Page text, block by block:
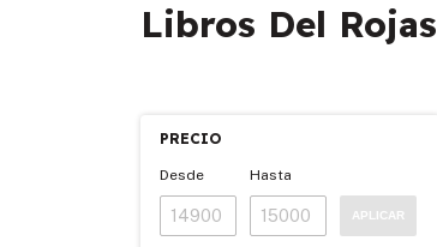
Libros Del Rojas
PRECIO
Desde Hasta
APLICAR